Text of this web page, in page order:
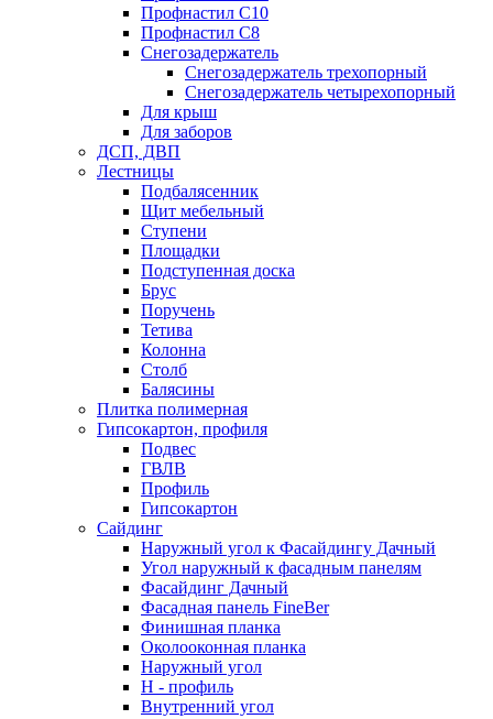
Профнастил С10
Профнастил С8
Снегозадержатель
Снегозадержатель трехопорный
Снегозадержатель четырехопорный
Для крыш
Для заборов
ДСП, ДВП
Лестницы
Подбалясенник
Щит мебельный
Ступени
Площадки
Подступенная доска
Брус
Поручень
Тетива
Колонна
Столб
Балясины
Плитка полимерная
Гипсокартон, профиля
Подвес
ГВЛВ
Профиль
Гипсокартон
Сайдинг
Наружный угол к Фасайдингу Дачный
Угол наружный к фасадным панелям
Фасайдинг Дачный
Фасадная панель FineBer
Финишная планка
Околооконная планка
Наружный угол
H - профиль
Внутренний угол